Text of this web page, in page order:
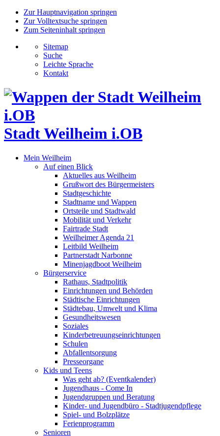
Zur Hauptnavigation springen
Zur Volltextsuche springen
Zum Seiteninhalt springen
Sitemap
Suche
Leichte Sprache
Kontakt
Stadt Weilheim i.OB
Mein Weilheim
Auf einen Blick
Aktuelles aus Weilheim
Grußwort des Bürgermeisters
Stadtgeschichte
Stadtname und Wappen
Ortsteile und Stadtwald
Mobilität und Verkehr
Fairtrade Stadt
Weilheimer Agenda 21
Leitbild Weilheim
Partnerstadt Narbonne
Minenjagdboot Weilheim
Bürgerservice
Rathaus, Stadtpolitik
Einrichtungen und Behörden
Städtische Einrichtungen
Städtebau, Umwelt und Klima
Gesundheitswesen
Soziales
Kinderbetreuungseinrichtungen
Schulen
Abfallentsorgung
Presseorgane
Kids und Teens
Was geht ab? (Eventkalender)
Jugendhaus - Come In
Jugendgruppen und Beratung
Kinder- und Jugendbüro - Stadtjugendpflege
Spiel- und Bolzplätze
Ferienprogramm
Senioren